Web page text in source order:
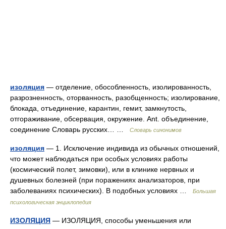
изоляция — отделение, обособленность, изолированность,
разрозненность, оторванность, разобщенность; изолирование,
блокада, отъединение, карантин, гемит, замкнутость,
отгораживание, обсервация, окружение. Ant. объединение,
соединение Словарь русских… …
Словарь синонимов
изоляция — 1. Исключение индивида из обычных отношений,
что может наблюдаться при особых условиях работы
(космический полет, зимовки), или в клинике нервных и
душевных болезней (при поражениях анализаторов, при
заболеваниях психических). В подобных условиях …
Большая
психологическая энциклопедия
ИЗОЛЯЦИЯ — ИЗОЛЯЦИЯ, способы уменьшения или